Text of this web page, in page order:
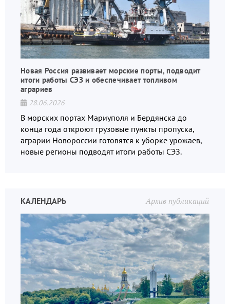
Новая Россия развивает морские порты, подводит
итоги работы СЭЗ и обеспечивает топливом
аграриев
28.06.2026
В морских портах Мариуполя и Бердянска до
конца года откроют грузовые пункты пропуска,
аграрии Новороссии готовятся к уборке урожаев,
новые регионы подводят итоги работы СЭЗ.
Архив публикаций
КАЛЕНДАРЬ